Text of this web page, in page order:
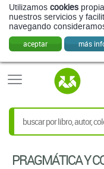
Utilizamos cookies
nuestros servicios y
navegando
aceptar más
PRAGMÁTICA Y